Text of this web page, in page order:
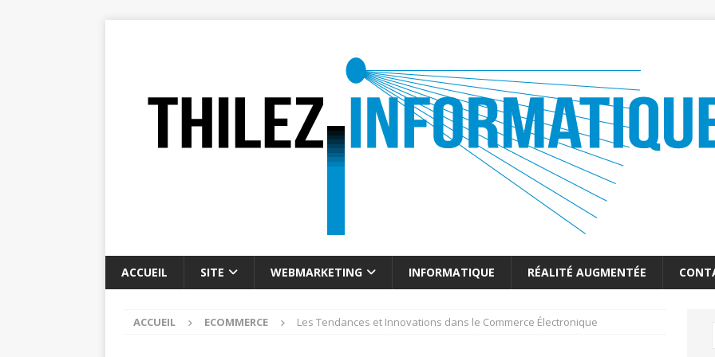
ACCUEIL SITE WEBMARKETING INFORMATIQUE RÉALITÉ AUGMENTÉE
ACCUEIL ECOMMERCE Les Tendances et Innovations dans le Commerce Électronique